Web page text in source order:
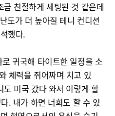
금 친절하게 세팅된 것 같은데
도가 더 높아질 테니 컨디션
했다.
귀국해 타이트한 일정을 소
체력을 쥐어짜며 치고 있
도 미국 갔다 와서 이렇게 할
. 내가 하면 너희도 할 수 있